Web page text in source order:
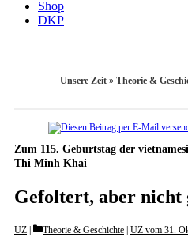
Shop
DKP
Unsere Zeit » Theorie &
Zum 115. Geburtstag der
Thi Minh Khai
Gefoltert, aber nicht
UZ Categories
Theorie & Geschichte UZ vom 31.